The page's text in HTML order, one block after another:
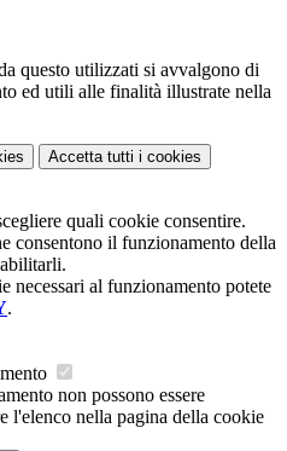
questo utilizzati si avvalgono di
ed utili alle finalità illustrate nella
Accetta tutti i cookies
quali cookie consentire.
consentono il funzionamento della
necessari al funzionamento potete
.
non possono essere
l'elenco nella pagina della cookie